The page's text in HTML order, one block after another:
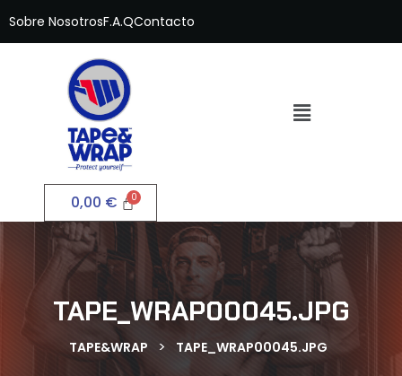
Sobre NosotrosF.A.QContacto
0,00 €
TAPE_WRAP00045.JPG
TAPE&WRAP > TAPE_WRAP00045.JPG